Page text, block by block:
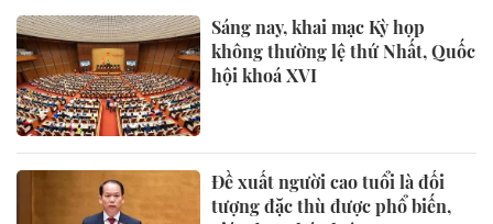
Sáng nay, khai mạc Kỳ họp
không thường lệ thứ Nhất, Quốc
hội khoá XVI
Đề xuất người cao tuổi là đối
tượng đặc thù được phổ biến,